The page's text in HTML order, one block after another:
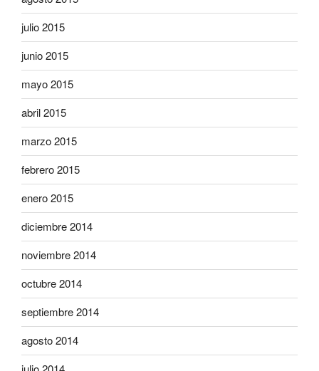
julio 2015
junio 2015
mayo 2015
abril 2015
marzo 2015
febrero 2015
enero 2015
diciembre 2014
noviembre 2014
octubre 2014
septiembre 2014
agosto 2014